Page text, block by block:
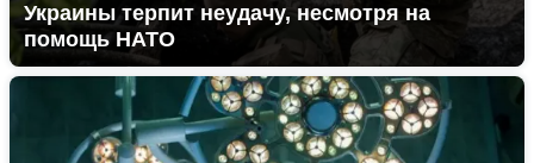
Украины терпит неудачу, несмотря на
помощь НАТО